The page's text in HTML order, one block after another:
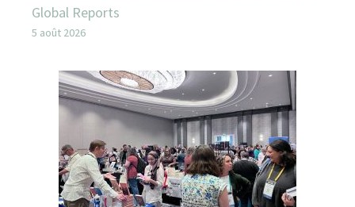
Global Reports
5 août 2026